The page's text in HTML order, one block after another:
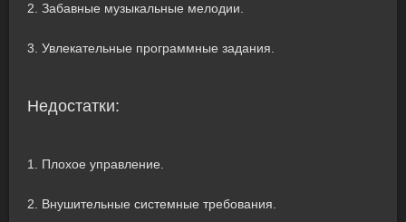
2. Забавные музыкальные мелодии.
3. Увлекательные программные задания.
Недостатки:
1. Плохое управление.
2. Внушительные системные требования.